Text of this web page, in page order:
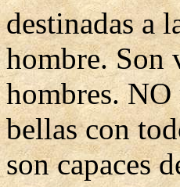
destinadas a
hombre. Son
hombres. NO
bellas con
son capaces